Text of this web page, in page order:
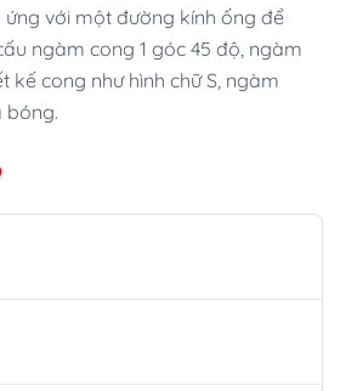
ứng với một đường kính ống để
ngàm cong 1 góc 45 độ, ngàm
kế cong như hình chữ S, ngàm
bóng.